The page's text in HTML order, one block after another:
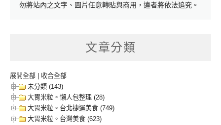
勿將站內之文字、圖片任意轉貼與商用，違者將依法追究。
文章分類
展開全部 | 收合全部
未分類 (143)
大胃米粒。懶人包整理 (28)
大胃米粒。台北捷運美食 (749)
大胃米粒。台灣美食 (623)